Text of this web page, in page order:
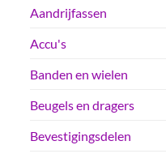
Aandrijfassen
Accu's
Banden en wielen
Beugels en dragers
Bevestigingsdelen